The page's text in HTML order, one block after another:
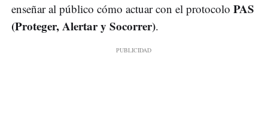
enseñar al público cómo actuar con el protocolo PAS
(Proteger, Alertar y Socorrer).